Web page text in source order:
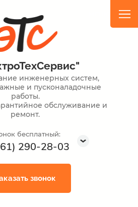
инженерных систем,
и пусконаладочные
работы.
обслуживание и
ремонт.
бесплатный:
290-28-03
звонок